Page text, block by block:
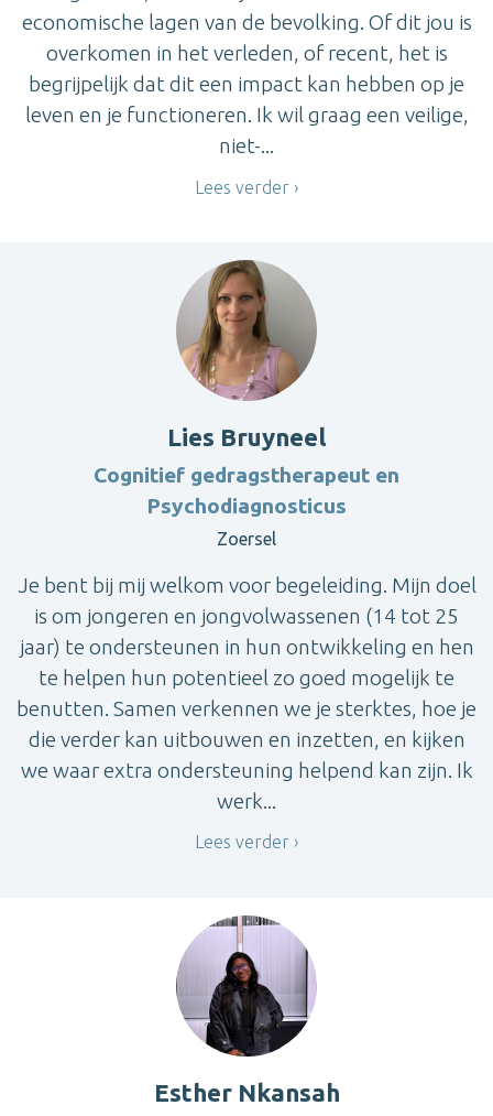
economische lagen van de bevolking. Of dit jou is
overkomen in het verleden, of recent, het is
begrijpelijk dat dit een impact kan hebben op je
leven en je functioneren. Ik wil graag een veilige,
niet-...
Lees verder
Lies Bruyneel
Cognitief gedragstherapeut en
Psychodiagnosticus
Zoersel
Je bent bij mij welkom voor begeleiding. Mijn doel
is om jongeren en jongvolwassenen (14 tot 25
jaar) te ondersteunen in hun ontwikkeling en hen
te helpen hun potentieel zo goed mogelijk te
benutten. Samen verkennen we je sterktes, hoe je
die verder kan uitbouwen en inzetten, en kijken
we waar extra ondersteuning helpend kan zijn. Ik
werk...
Lees verder
Esther Nkansah